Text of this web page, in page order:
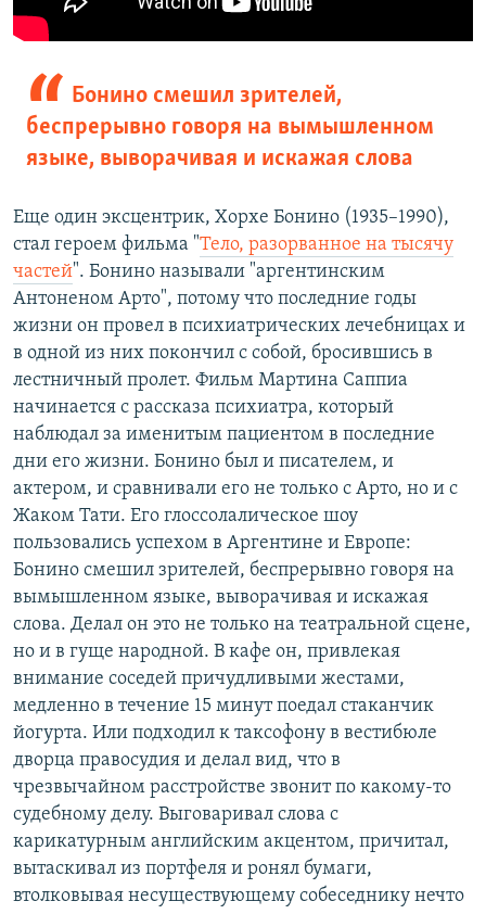
Бонино смешил зрителей,
беспрерывно говоря на вымышленном
языке, выворачивая и искажая слова
Еще один эксцентрик, Хорхе Бонино (1935–1990),
стал героем фильма "Тело, разорванное на тысячу
частей". Бонино называли "аргентинским
Антоненом Арто", потому что последние годы
жизни он провел в психиатрических лечебницах и
в одной из них покончил с собой, бросившись в
лестничный пролет. Фильм Мартина Саппиа
начинается с рассказа психиатра, который
наблюдал за именитым пациентом в последние
дни его жизни. Бонино был и писателем, и
актером, и сравнивали его не только с Арто, но и с
Жаком Тати. Его глоссолалическое шоу
пользовались успехом в Аргентине и Европе:
Бонино смешил зрителей, беспрерывно говоря на
вымышленном языке, выворачивая и искажая
слова. Делал он это не только на театральной сцене,
но и в гуще народной. В кафе он, привлекая
внимание соседей причудливыми жестами,
медленно в течение 15 минут поедал стаканчик
йогурта. Или подходил к таксофону в вестибюле
дворца правосудия и делал вид, что в
чрезвычайном расстройстве звонит по какому-то
судебному делу. Выговаривал слова с
карикатурным английским акцентом, причитал,
вытаскивал из портфеля и ронял бумаги,
втолковывая несуществующему собеседнику нечто